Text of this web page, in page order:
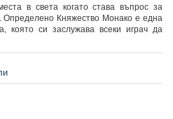
в света когато става въпрос за
Княжество Монако е една
която си заслужава всеки играч да